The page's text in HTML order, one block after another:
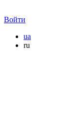
Войти
ua
ru